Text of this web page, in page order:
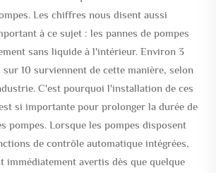
Les chiffres nous disent aussi
à ce sujet : les pannes de pompes
sans liquide à l'intérieur. Environ 3
sur 10 surviennent de cette manière, selon
C'est pourquoi l'installation de ces
si importante pour prolonger la durée de
pompes. Lorsque les pompes disposent
de contrôle automatique intégrées,
immédiatement avertis dès que quelque